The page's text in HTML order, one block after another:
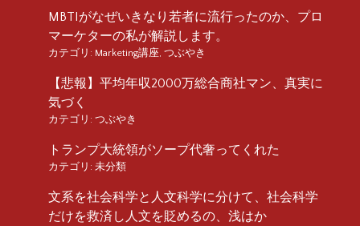
MBTIがなぜいきなり若者に流行ったのか、プロ
マーケターの私が解説します。
カテゴリ: Marketing講座 つぶやき
【悲報】平均年収2000万総合商社マン、真実に
気づく
カテゴリ: つぶやき
トランプ大統領がソープ代奢ってくれた
カテゴリ: 未分類
文系を社会科学と人文科学に分けて、社会科学
だけを救済し人文を貶めるの、浅はか